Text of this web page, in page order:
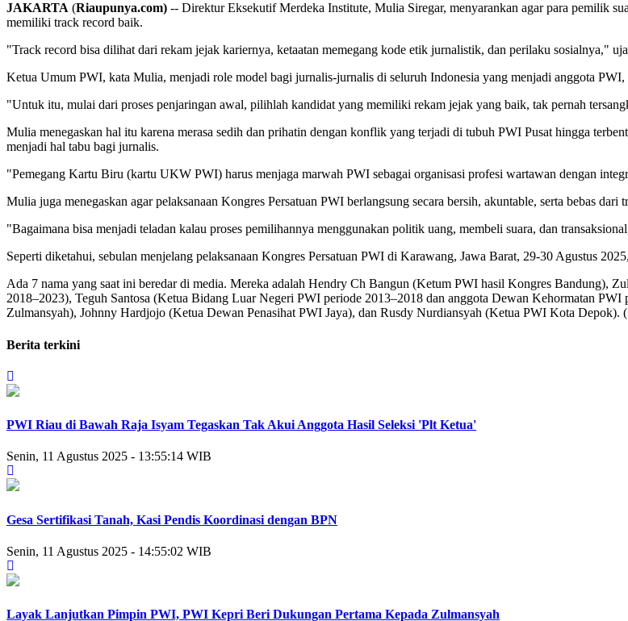
JAKARTA (Riaupunya.com) -- Direktur Eksekutif Merdeka Institute, Mulia Siregar, menyarankan agar para pemilik
memiliki track record baik.
"Track record bisa dilihat dari rekam jejak kariernya, ketaatan memegang kode etik jurnalistik, dan perilaku sosialnya,"
Ketua Umum PWI, kata Mulia, menjadi role model bagi jurnalis-jurnalis di seluruh Indonesia yang menjadi anggota
"Untuk itu, mulai dari proses penjaringan awal, pilihlah kandidat yang memiliki rekam jejak yang baik, tak pernah
Mulia menegaskan hal itu karena merasa sedih dan prihatin dengan konflik yang terjadi di tubuh PWI Pusat hingga
menjadi hal tabu bagi jurnalis.
"Pemegang Kartu Biru (kartu UKW PWI) harus menjaga marwah PWI sebagai organisasi profesi wartawan dengan
Mulia juga menegaskan agar pelaksanaan Kongres Persatuan PWI berlangsung secara bersih, akuntable, serta bebas
"Bagaimana bisa menjadi teladan kalau proses pemilihannya menggunakan politik uang, membeli suara, dan
Seperti diketahui, sebulan menjelang pelaksanaan Kongres Persatuan PWI di Karawang, Jawa Barat, 29-30 Agustus
Ada 7 nama yang saat ini beredar di media. Mereka adalah Hendry Ch Bangun (Ketum PWI hasil Kongres Bandung),
2018–2023), Teguh Santosa (Ketua Bidang Luar Negeri PWI periode 2013–2018 dan anggota Dewan Kehormatan
Zulmansyah), Johnny Hardjojo (Ketua Dewan Penasihat PWI Jaya), dan Rusdy Nurdiansyah (Ketua PWI Kota Depok).
Berita terkini
PWI Riau di Bawah Raja Isyam Tegaskan Tak Akui Anggota Hasil Seleksi 'Plt Ketua'
Senin, 11 Agustus 2025 - 13:55:14 WIB
Gesa Sertifikasi Tanah, Kasi Pendis Koordinasi dengan BPN
Senin, 11 Agustus 2025 - 14:55:02 WIB
Layak Lanjutkan Pimpin PWI, PWI Kepri Beri Dukungan Pertama Kepada Zulmansyah